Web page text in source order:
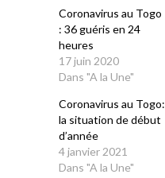
Coronavirus au Togo
: 36 guéris en 24
heures
17 juin 2020
Dans "A la Une"
Coronavirus au Togo:
la situation de début
d’année
4 janvier 2021
Dans "A la Une"